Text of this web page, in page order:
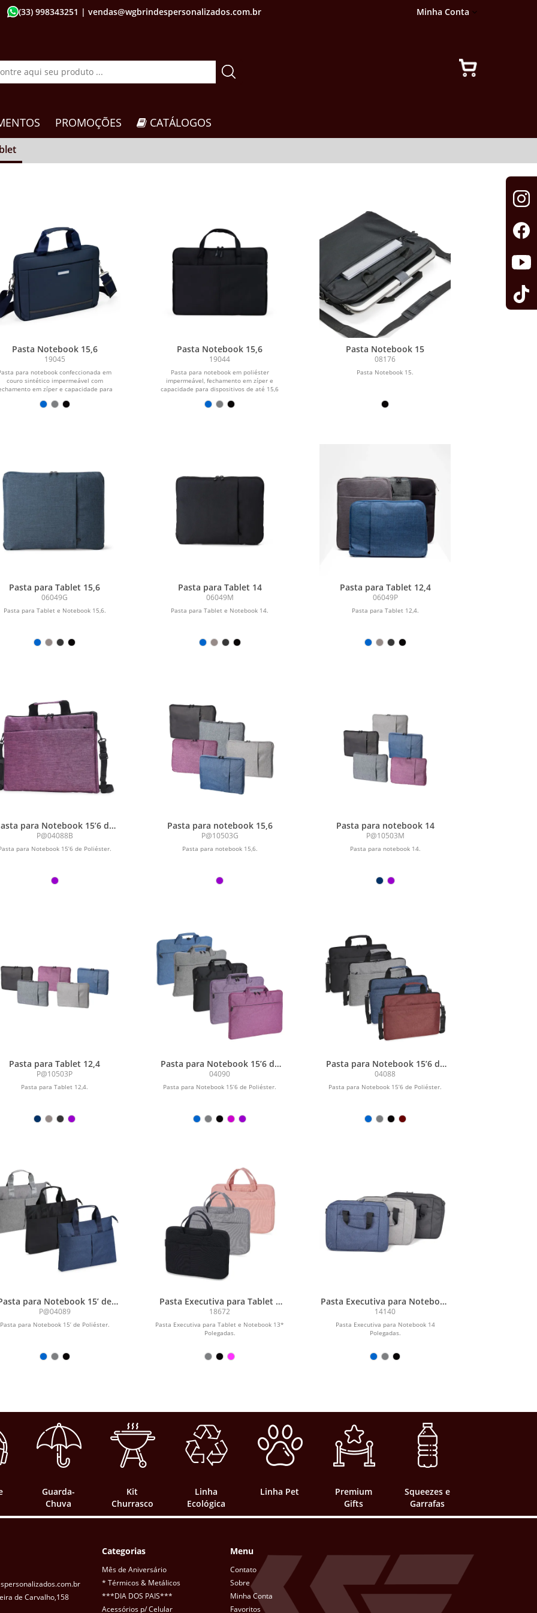
(33) 998343251 | vendas@wgbrindespersonalizados.com.br Minha Conta
PROMOÇÕES CATÁLOGOS
Pasta Notebook 15,6
19045
para notebook confeccionada em
couro sintético impermeável com
em zíper e capacidade para
Pasta Notebook 15,6
19044
Pasta para notebook em poliéster
impermeável, fechamento em zíper e
capacidade para dispositivos de até 15,6
Pasta Notebook 15
08176
Pasta Notebook 15.
Pasta para Tablet 15,6
06049G
Pasta para Tablet e Notebook 15,6.
Pasta para Tablet 14
06049M
Pasta para Tablet e Notebook 14.
Pasta para Tablet 12,4
06049P
Pasta para Tablet 12,4.
para Notebook 15’6 de
Poliéster
P@04088B
para Notebook 15’6 de Poliéster.
Pasta para notebook 15,6
P@10503G
Pasta para notebook 15,6.
Pasta para notebook 14
P@10503M
Pasta para notebook 14.
Pasta para Tablet 12,4
P@10503P
Pasta para Tablet 12,4.
Pasta para Notebook 15’6 de
Poliéster
04090
Pasta para Notebook 15’6 de Poliéster.
Pasta para Notebook 15’6 de
Poliéster
04088
Pasta para Notebook 15’6 de Poliéster.
para Notebook 15’ de
Poliéster
P@04089
Pasta para Notebook 15’ de Poliéster.
Pasta Executiva para Tablet e
Notebook 13* Polegadas
18672
Pasta Executiva para Tablet e Notebook 13*
Polegadas.
Pasta Executiva para Notebook
14 Polegadas
14140
Pasta Executiva para Notebook 14
Polegadas.
Guarda-
Chuva
Kit
Churrasco
Linha
Ecológica
Linha Pet
Premium
Gifts
Squeezes e
Garrafas
de Carvalho,158
Categorias
Mês de Aniversário
* Térmicos & Metálicos
***DIA DOS PAIS***
Acessórios p/ Celular
Menu
Contato
Sobre
Minha Conta
Favoritos